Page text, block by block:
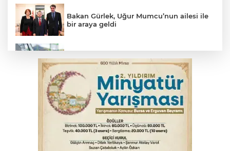
Bakan Gürlek, Uğur Mumcu’nun ailesi ile
bir araya geldi
yansıyacak mı?
YENİ Parti Genel Başkanı Özel'den
Çerçeve Yasa yorumu
Serbest piyasada döviz fiyatları